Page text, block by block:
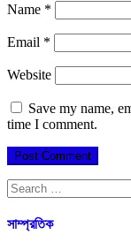
Name *
Email *
Website
Save my name,
time I comment.
Search
for:
সাম্প্রতিক